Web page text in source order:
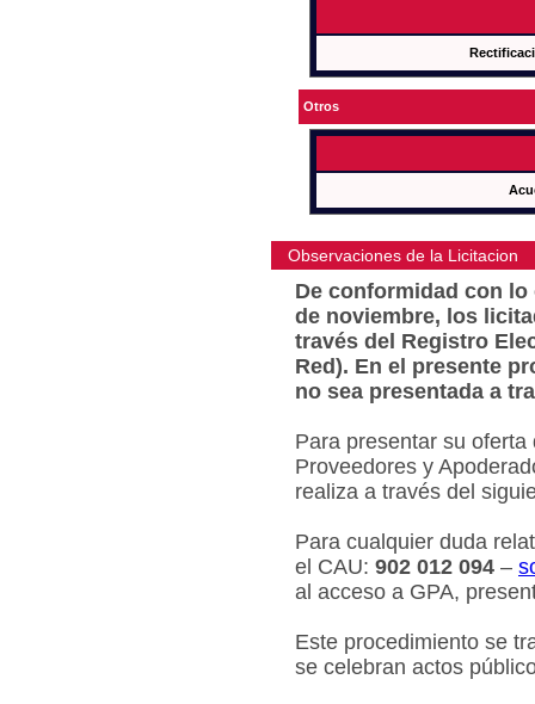
Otros
Observaciones de la Licitacion
De conformidad con lo
de noviembre, los
través del Registro
Red). En el presente
no sea presentada a
Para presentar su
Proveedores y
realiza a través del
Para cualquier duda
el CAU: 902 012 094 –
al acceso a GPA,
Este procedimiento se
se celebran actos